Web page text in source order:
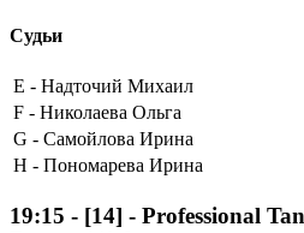
Судьи
E - Надточий Михаил
F - Николаева Ольга
G - Самойлова Ирина
H - Пономарева Ирина
19:15 - [14] - Professional